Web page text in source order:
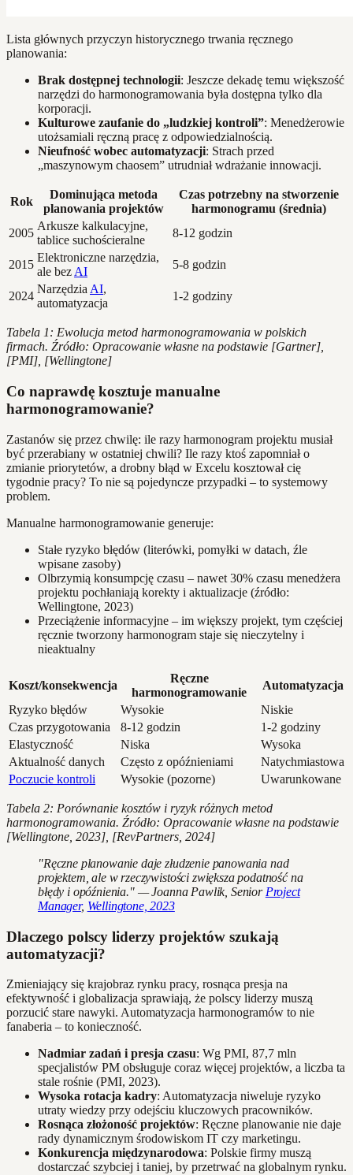
Lista głównych przyczyn historycznego trwania ręcznego
planowania:
Brak dostępnej technologii: Jeszcze dekadę temu większość
narzędzi do harmonogramowania była dostępna tylko dla
korporacji.
Kulturowe zaufanie do „ludzkiej kontroli”: Menedżerowie
utożsamiali ręczną pracę z odpowiedzialnością.
Nieufność wobec automatyzacji: Strach przed
„maszynowym chaosem” utrudniał wdrażanie innowacji.
Rok
Dominująca metoda
planowania projektów
Czas potrzebny na stworzenie
harmonogramu (średnia)
2005
Arkusze kalkulacyjne,
tablice suchościeralne
8-12 godzin
2015
Elektroniczne narzędzia,
ale bez AI
5-8 godzin
2024
Narzędzia AI,
automatyzacja
1-2 godziny
Tabela 1: Ewolucja metod harmonogramowania w polskich
firmach. Źródło: Opracowanie własne na podstawie [Gartner],
[PMI], [Wellingtone]
Co naprawdę kosztuje manualne
harmonogramowanie?
Zastanów się przez chwilę: ile razy harmonogram projektu musiał
być przerabiany w ostatniej chwili? Ile razy ktoś zapomniał o
zmianie priorytetów, a drobny błąd w Excelu kosztował cię
tygodnie pracy? To nie są pojedyncze przypadki – to systemowy
problem.
Manualne harmonogramowanie generuje:
Stałe ryzyko błędów (literówki, pomyłki w datach, źle
wpisane zasoby)
Olbrzymią konsumpcję czasu – nawet 30% czasu menedżera
projektu pochłaniają korekty i aktualizacje (źródło:
Wellingtone, 2023)
Przeciążenie informacyjne – im większy projekt, tym częściej
ręcznie tworzony harmonogram staje się nieczytelny i
nieaktualny
Koszt/konsekwencja
Ręczne
harmonogramowanie
Automatyzacja
Ryzyko błędów
Wysokie
Niskie
Czas przygotowania
8-12 godzin
1-2 godziny
Elastyczność
Niska
Wysoka
Aktualność danych
Często z opóźnieniami
Natychmiastowa
Poczucie kontroli
Wysokie (pozorne) Uwarunkowane
Tabela 2: Porównanie kosztów i ryzyk różnych metod
harmonogramowania. Źródło: Opracowanie własne na podstawie
[Wellingtone, 2023], [RevPartners, 2024]
"Ręczne planowanie daje złudzenie panowania nad
projektem, ale w rzeczywistości zwiększa podatność na
błędy i opóźnienia." — Joanna Pawlik, Senior Project
Manager, Wellingtone, 2023
Dlaczego polscy liderzy projektów szukają
automatyzacji?
Zmieniający się krajobraz rynku pracy, rosnąca presja na
efektywność i globalizacja sprawiają, że polscy liderzy muszą
porzucić stare nawyki. Automatyzacja harmonogramów to nie
fanaberia – to konieczność.
Nadmiar zadań i presja czasu: Wg PMI, 87,7 mln
specjalistów PM obsługuje coraz więcej projektów, a liczba ta
stale rośnie (PMI, 2023).
Wysoka rotacja kadry: Automatyzacja niweluje ryzyko
utraty wiedzy przy odejściu kluczowych pracowników.
Rosnąca złożoność projektów: Ręczne planowanie nie daje
rady dynamicznym środowiskom IT czy marketingu.
Konkurencja międzynarodowa: Polskie firmy muszą
dostarczać szybciej i taniej, by przetrwać na globalnym rynku.